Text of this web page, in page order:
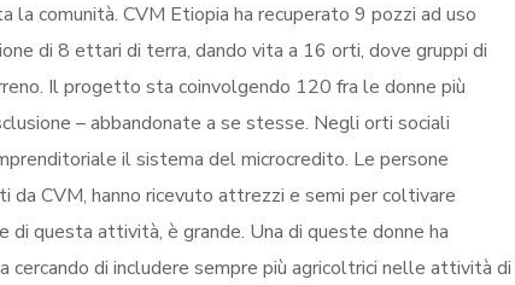
la comunità. CVM Etiopia ha recuperato 9 pozzi ad uso
di 8 ettari di terra, dando vita a 16 orti, dove gruppi di
Il progetto sta coinvolgendo 120 fra le donne più
– abbandonate a se stesse. Negli orti sociali
il sistema del microcredito. Le persone
CVM, hanno ricevuto attrezzi e semi per coltivare
di questa attività, è grande. Una di queste donne ha
di includere sempre più agricoltrici nelle attività di